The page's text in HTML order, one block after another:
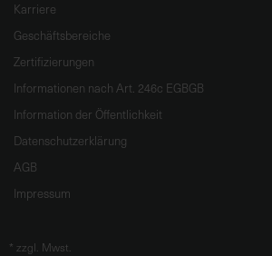
Karriere
Geschäftsbereiche
Zertifizierungen
Informationen nach Art. 246c EGBGB
Information der Öffentlichkeit
Datenschutzerklärung
AGB
Impressum
* zzgl. Mwst.